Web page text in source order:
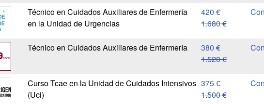
Técnico en Cuidados Auxiliares de Enfermería
en la Unidad de Urgencias
420 €
1.680 €
Técnico en Cuidados Auxiliares de Enfermería
380 €
1.520 €
Curso Tcae en la Unidad de Cuidados Intensivos
(Uci)
375 €
1.500 €